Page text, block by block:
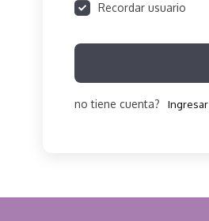
Recordar usuario
no tiene cuenta? Ingresar